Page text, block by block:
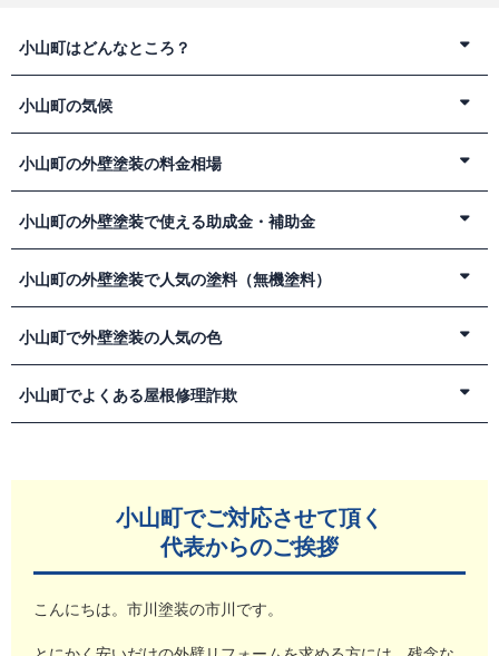
小山町はどんなところ？
静岡県駿東郡小山町（おやまちょう）は、静岡県の最北東に位
置する人口約1.8万人の小規模な市町村です。
静岡県にある御殿場市や富士宮市の他、神奈川県と山梨県にも
を有することや富士スピードウェイなどがあることから県外の
方にはとても有名な市町村として知られています。
小山町は、富士山の裾野にあることから、豊富な湧水よる稲作
などの農業が盛んです。町内は自然が豊富で6割以上は森林で
す。東側は足柄山地、箱根外輪山の丘陵が西北にのびていま
す。
西部にある須走地区は内陸の高原にあるような冷涼な気候で
す。富士山への登山道などもあって、自然を楽しむ方にも人気
ら、大手リフォーム業者よりも身近にあって何でも相談に乗っ
てくれる地域密着の塗装業者に相談することをおすすめしま
こちらでは小山町で外壁塗装をお考えの方に向けての重要な情
小山町の気候
小山町周辺は、標高が高いことから年平均気温が12℃前後とな
っており、他の地域に比べるとかなり低い気温です。夏場の最
高気温と冬場最低気温の気温の年較差は、23℃前後ですので、
他の地域に比べてもその差が小さくなっています。
前後であり、静岡県内では雨の多い地域であることがわかりま
す。
逆に日照時間は年間2000時間以下になる年もありますので、塗
装に関しては少し不利な条件が多い地域であることがわかりま
す。
雨が少なく気温が極端に下がることがないため、冬場の外壁塗
春や秋などの時期は、予約が多いので、外壁塗装工事をお考え
の方には、地元の優良業者にお早めに相談し、数か月前から塗
装工事を計画するようにしましょう。
小山町の外壁塗装の料金相場
外壁塗装工事は、高額の施工料金がかかります。
数十万円ではなく、合計で150万円を超えるような工事金額に
なってしまうことがあります。そのため、相見積もりを取って
工事内容を比較し、適正料金できちんとした内容の工事を行う
塗装工事の料金相場は、施工実績が多ければ、口コミや評判な
どでも確認できますので、実際に相見積もりを取った後に高い
のか安いのかを判断しやすくなります。また、ご自身でもネッ
トや口コミでの調査を怠らないようにしてください。
類、その地域の塗装料金相場などの様々な要素を加味すれば似
たような料金に落ち着きます。
全国的にみた塗装工事の料金相場は、外壁塗装工事なら、120
万円～が妥当な価格です。安すぎる施工料金は、必ず施工内容
を確認し安さの理由を確認しましょう。
ちなみに35坪の戸建て住宅なら、付帯部塗装、下地補修、シー
小山町の外壁塗装で使える助成金・補助金
住宅の外壁塗装や屋根塗装などのリフォーム工事を行う際に
は、国や自治体が実施する補助金・助成金制度を利用できる場
合があります。
了する場合もあります。
そのため、工事を計画する際は事前に最新情報を確認し、施工
象とした補助金・助成金制度は実施されていません。
ただし、小山町には「空き家活用・流動化促進助成金」があ
行う場合には、外壁塗装や屋根工事にも補助を受けられる可能
性があります。
小山町の外壁塗装で人気の塗料（無機塗料）
塗装工事では、塗料選びがとても重要です。
塗装業者任せではなく、高い塗装品質を維持し、長期間塗膜が
外壁を保護できるような優れた塗料を選ぶ必要があるでしょ
選択した場合の施工料金の目安です。
シリコン系でも十分な耐久性はありますが、グレードの高い無
機塗料は、セラミックや天然石などを使いデザイン性にも優れ
無機塗料で塗装すると、施工料金が大幅にアップし、130～160
万円以上かかることがありますが、20年近い耐久年数を考える
小山町で外壁塗装の人気の色
外壁塗装の塗料の色の色選びでは人気色を選ぶと失敗が少なく
なりますが、人気色には選ばれる理由がありますので、迷った
系、ブラウン系、そして、グレー系の色です。一番人気のベー
ジュやクリーム系の色には温かみがあり、白にも近いので周囲
によく合います。
木造住宅にはブラウン系がよく使用されています。木や土など
の色にもよくマッチし、高級感や重厚感などのイメージも演出
できます。ブラウンは汚れが目立ちにくい色です。濃い色や赤
小山町でよくある屋根修理詐欺
業者による詐欺が報告されています。
屋根修理は専門性が高く確認が難しいため、詐欺被害に遭いや
すい分野です。
以下を参考に被害を防ぎましょう。
突然訪問して屋根の劣化を指摘
無料点検や定期点検を装う
小山町でご対応させて頂く
代表からのご挨拶
こんにちは。市川塗装の市川です。